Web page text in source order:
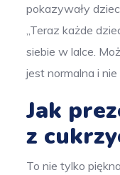
pokazywały
„Teraz każde
siebie w lalce.
jest normalna i
Jak
z
To nie tylko